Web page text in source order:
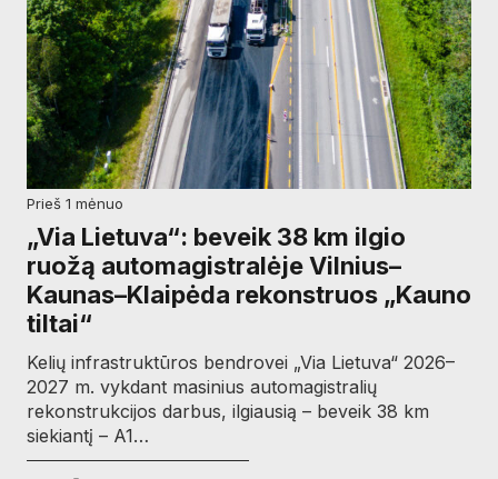
prieš 1 mėnuo
„Via Lietuva“: beveik 38 km ilgio
ruožą automagistralėje Vilnius–
Kaunas–Klaipėda rekonstruos „Kauno
tiltai“
Kelių infrastruktūros bendrovei „Via Lietuva“ 2026–
2027 m. vykdant masinius automagistralių
rekonstrukcijos darbus, ilgiausią – beveik 38 km
siekiantį – A1…